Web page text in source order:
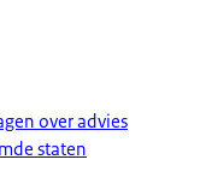
over advies
staten